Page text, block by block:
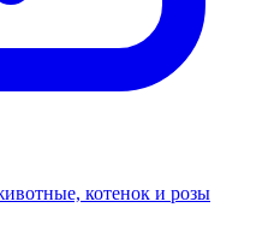
котенок и розы